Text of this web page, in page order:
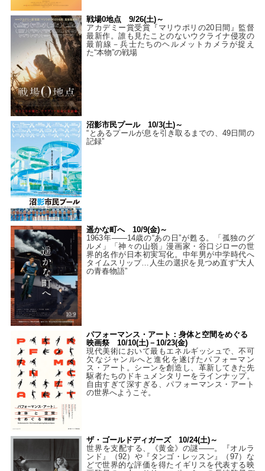
戦場0地点 9/26(土)～
アカデミー賞受賞『マリウポリの20日間』監督
最新作。誰も見たことのないウクライナ侵攻の
最前線－兵士たちのヘルメットカメラが捉え
た“本物”の戦場
沼影市民プール 10/3(土)～
“とあるプールが息を引き取るまでの、49日間の
記録”
遥かな町へ 10/9(金)～
1963年――14歳の“あの日”が甦る。「孤独のグ
ルメ」「神々の山嶺」漫画家・谷口ジローの世
界的名作が日本初実写化。中年男が中学時代へ
タイムスリップ…人生の選択を見つめ直す“大人
の青春物語”
パフォーマンス・アート：身体と空間をめぐる
映画祭 10/10(土)－10/23(金)
現代美術において最もエネルギッシュで、不可
欠なジャンルへと進化を遂げたパフォーマン
ス・アート。シーンを創造し、革新してきた先
駆者たちのドキュメンタリーをラインナップ。
自由すぎて深すぎる、パフォーマンス・アート
の世界へようこそ。
ザ・ゴールドディガーズ 10/24(土)～
世界を支配する、《黄金》の謎――。『オルラ
ンド』（92）や『タンゴ・レッスン』（97）な
どで世界的な評価を得たイギリスを代表する映